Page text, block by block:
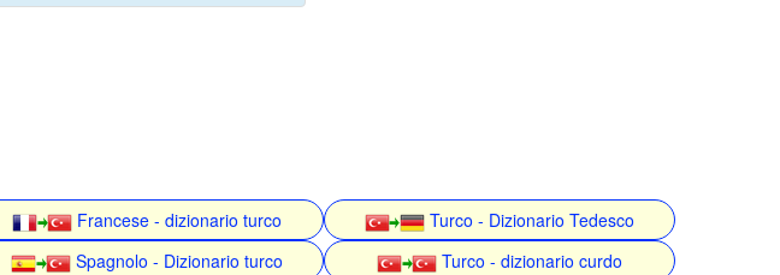
Francese - dizionario turco
Turco - Dizionario Tedesco
Spagnolo - Dizionario turco
Turco - dizionario curdo